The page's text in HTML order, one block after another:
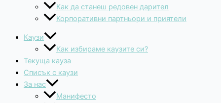
Как да станеш редовен дарител
Корпоративни партньори и приятели
Каузи
Как избираме каузите си?
Текуща кауза
Списък с каузи
За нас
Манифесто